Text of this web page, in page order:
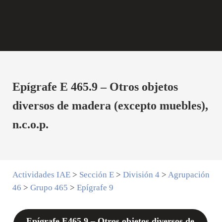
Epígrafe E 465.9 – Otros objetos
diversos de madera (excepto muebles),
n.c.o.p.
Actividades IAE> Sección E> División 4> Agrupación
46 > Grupo 465 > Epígrafe 9